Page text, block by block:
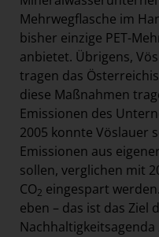
Mehrwegflasche im
bisher einzige PET-
anbietet. Übrigens,
tragen das
diese Maßnahmen
Emissionen des
2005 konnte Vöslauer
Emissionen aus
sollen, verglichen mit
CO2 eingespart
eben – das ist das Ziel
Nachhaltigkeitsagenda